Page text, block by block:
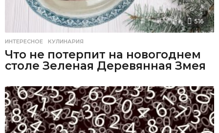
516
ИНТЕРЕСНОЕ ,КУЛИНАРИЯ
Что не потерпит на новогоднем
столе Зеленая Деревянная Змея